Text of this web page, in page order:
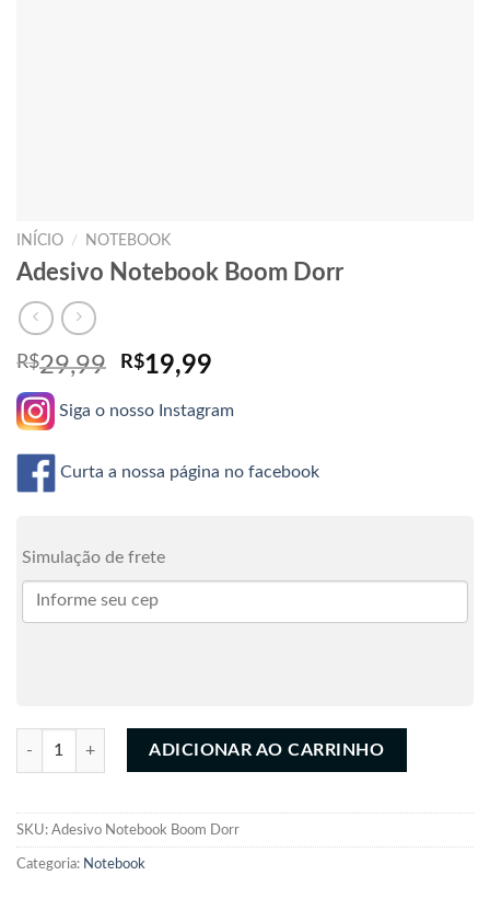
INÍCIO / NOTEBOOK
Adesivo Notebook Boom Dorr
R$29,99 O
original
R$29,99.
R$19,99
atual
R$19,99.
Siga o nosso Instagram
Curta a nossa página no facebook
Simulação de frete
Adesivo Notebook Boom Dorr quantidade
ADICIONAR AO CARRINHO
SKU: Adesivo Notebook Boom Dorr
Categoria: Notebook